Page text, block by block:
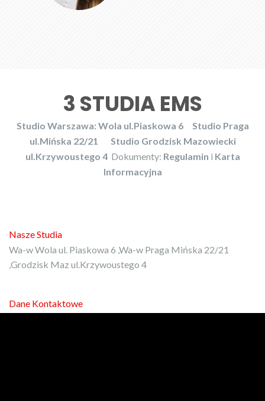
3 STUDIA EMS
Studio Warszawa: Wola ul.Piaskowa 6
Studio Praga
ul.Mińska 22/21
Studio Grodzisk Mazowiecki
ul.Krzywoustego 4 Dokumenty: Regulamin i Karta
Informacyjna
Nasze Studia
Wa-w Wola ul. Piaskowa 6 ,Wa-w Praga Mińska 22/21
,Grodzisk Maz ul.Krzywoustego 4
Dane Kontaktowe